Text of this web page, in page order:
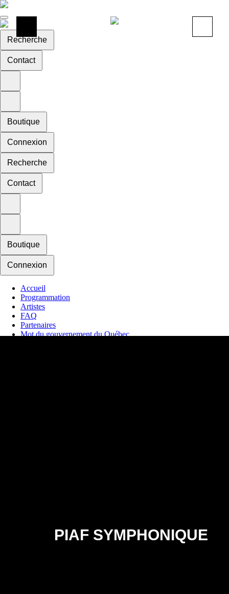
Recherche
Contact
Boutique
Connexion
Recherche
Contact
Boutique
Connexion
Accueil
Programmation
Artistes
FAQ
Partenaires
Mot du gouvernement du Québec
PIAF SYMPHONIQUE